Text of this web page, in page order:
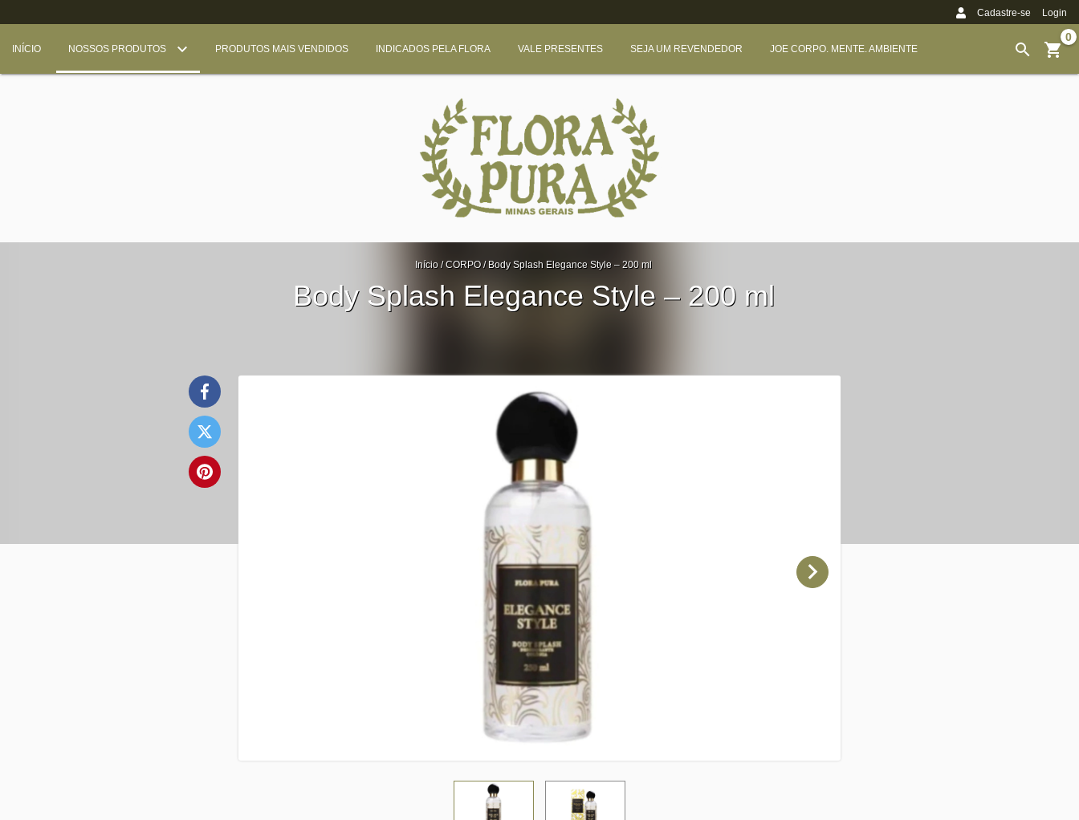
Cadastre-se Login
INÍCIO NOSSOS PRODUTOS PRODUTOS MAIS VENDIDOS INDICADOS PELA FLORA VALE PRESENTES SEJA UM REVENDEDOR JOE CORPO. MENTE. AMBIENTE
0
Início / CORPO / Body Splash Elegance Style – 200 ml
Body Splash Elegance Style – 200 ml